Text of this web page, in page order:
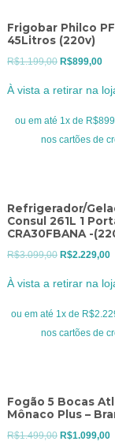
Frigobar Philco
45Litros (220v)
R$1.199,00 O
era:
R$1.199,00.
R$899,00O
é:
À vista a retirar na
ou em até 1x de
nos cartões de
Refrigerador/
Consul 261L 1
CRA30FBANA -
R$3.099,00 O
era:
R$3.099,00.
R$2.229,00O
À vista a retirar na
ou em até 1x de
nos cartões de
Fogão 5 Bocas
Mônaco Plus –
R$1.499,00 O
R$1.099,00O